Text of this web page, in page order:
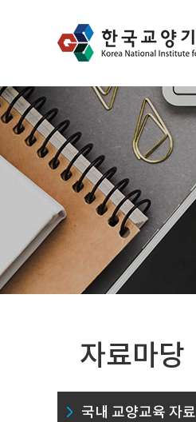
자료마당
국내 교양교육 자료